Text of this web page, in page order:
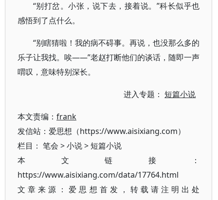
“别打岔。小张，说下去，接着说。”科长似乎也
感悟到了点什么。
“别瞎猜啦！我的病不碍事。再说，也没那么多的
乐子让我找。唉——”老赵打断他们的谈话，随即一声
喟叹，意味特别深长。
进入专题：短篇小说
本文责编： frank
发信站：爱思想（https://www.aisixiang.com）
栏目： 笔会 >小说>短篇小说
本文链接：
https://www.aisixiang.com/data/17764.html
文章来源：爱思想首发，转载请注明出处